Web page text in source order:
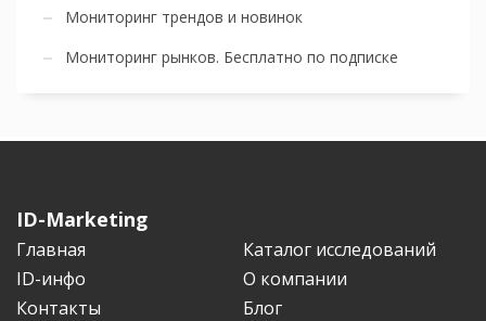
Мониторинг трендов и новинок
Мониторинг рынков. Бесплатно по подписке
ID-Marketing
Главная
Каталог исследований
ID-инфо
О компании
Контакты
Блог